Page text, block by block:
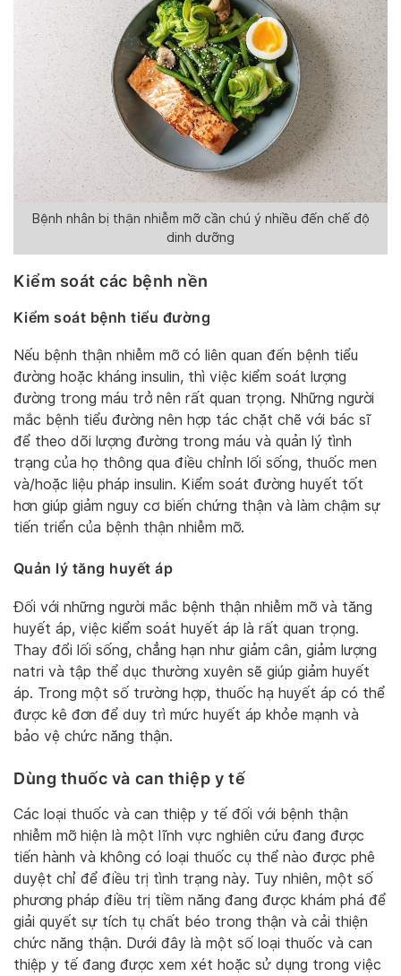
Bệnh nhân bị thận nhiễm mỡ cần chú ý nhiều đến chế độ
dinh dưỡng
Kiểm soát các bệnh nền
Kiểm soát bệnh tiểu đường
Nếu bệnh thận nhiễm mỡ có liên quan đến bệnh tiểu
đường hoặc kháng insulin, thì việc kiểm soát lượng
đường trong máu trở nên rất quan trọng. Những người
mắc bệnh tiểu đường nên hợp tác chặt chẽ với bác sĩ
để theo dõi lượng đường trong máu và quản lý tình
trạng của họ thông qua điều chỉnh lối sống, thuốc men
và/hoặc liệu pháp insulin. Kiểm soát đường huyết tốt
hơn giúp giảm nguy cơ biến chứng thận và làm chậm sự
tiến triển của bệnh thận nhiễm mỡ.
Quản lý tăng huyết áp
Đối với những người mắc bệnh thận nhiễm mỡ và tăng
huyết áp, việc kiểm soát huyết áp là rất quan trọng.
Thay đổi lối sống, chẳng hạn như giảm cân, giảm lượng
natri và tập thể dục thường xuyên sẽ giúp giảm huyết
áp. Trong một số trường hợp, thuốc hạ huyết áp có thể
được kê đơn để duy trì mức huyết áp khỏe mạnh và
bảo vệ chức năng thận.
Dùng thuốc và can thiệp y tế
Các loại thuốc và can thiệp y tế đối với bệnh thận
nhiễm mỡ hiện là một lĩnh vực nghiên cứu đang được
tiến hành và không có loại thuốc cụ thể nào được phê
duyệt chỉ để điều trị tình trạng này. Tuy nhiên, một số
phương pháp điều trị tiềm năng đang được khám phá để
giải quyết sự tích tụ chất béo trong thận và cải thiện
chức năng thận. Dưới đây là một số loại thuốc và can
thiệp y tế đang được xem xét hoặc sử dụng trong việc